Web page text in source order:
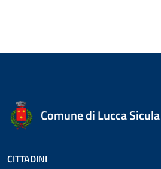
Comune di Lucca Sicula
CITTADINI